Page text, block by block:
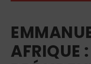
AFRIQUE